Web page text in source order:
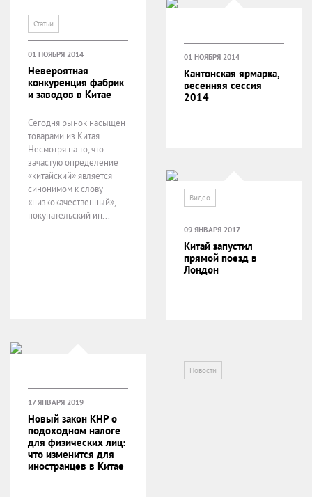
Статьи
01 НОЯБРЯ 2014
Невероятная
конкуренция фабрик
и заводов в Китае
Сегодня рынок насыщен
товарами из Китая.
Несмотря на то, что
зачастую определение
«китайский» является
синонимом к слову
«низкокачественный»,
покупательский ин...
Видео
01 НОЯБРЯ 2014
Кантонская ярмарка,
весенняя сессия
2014
Новости
09 ЯНВАРЯ 2017
Китай запустил
прямой поезд в
Лондон
17 ЯНВАРЯ 2019
Новый закон КНР о
подоходном налоге
для физических лиц:
что изменится для
иностранцев в Китае